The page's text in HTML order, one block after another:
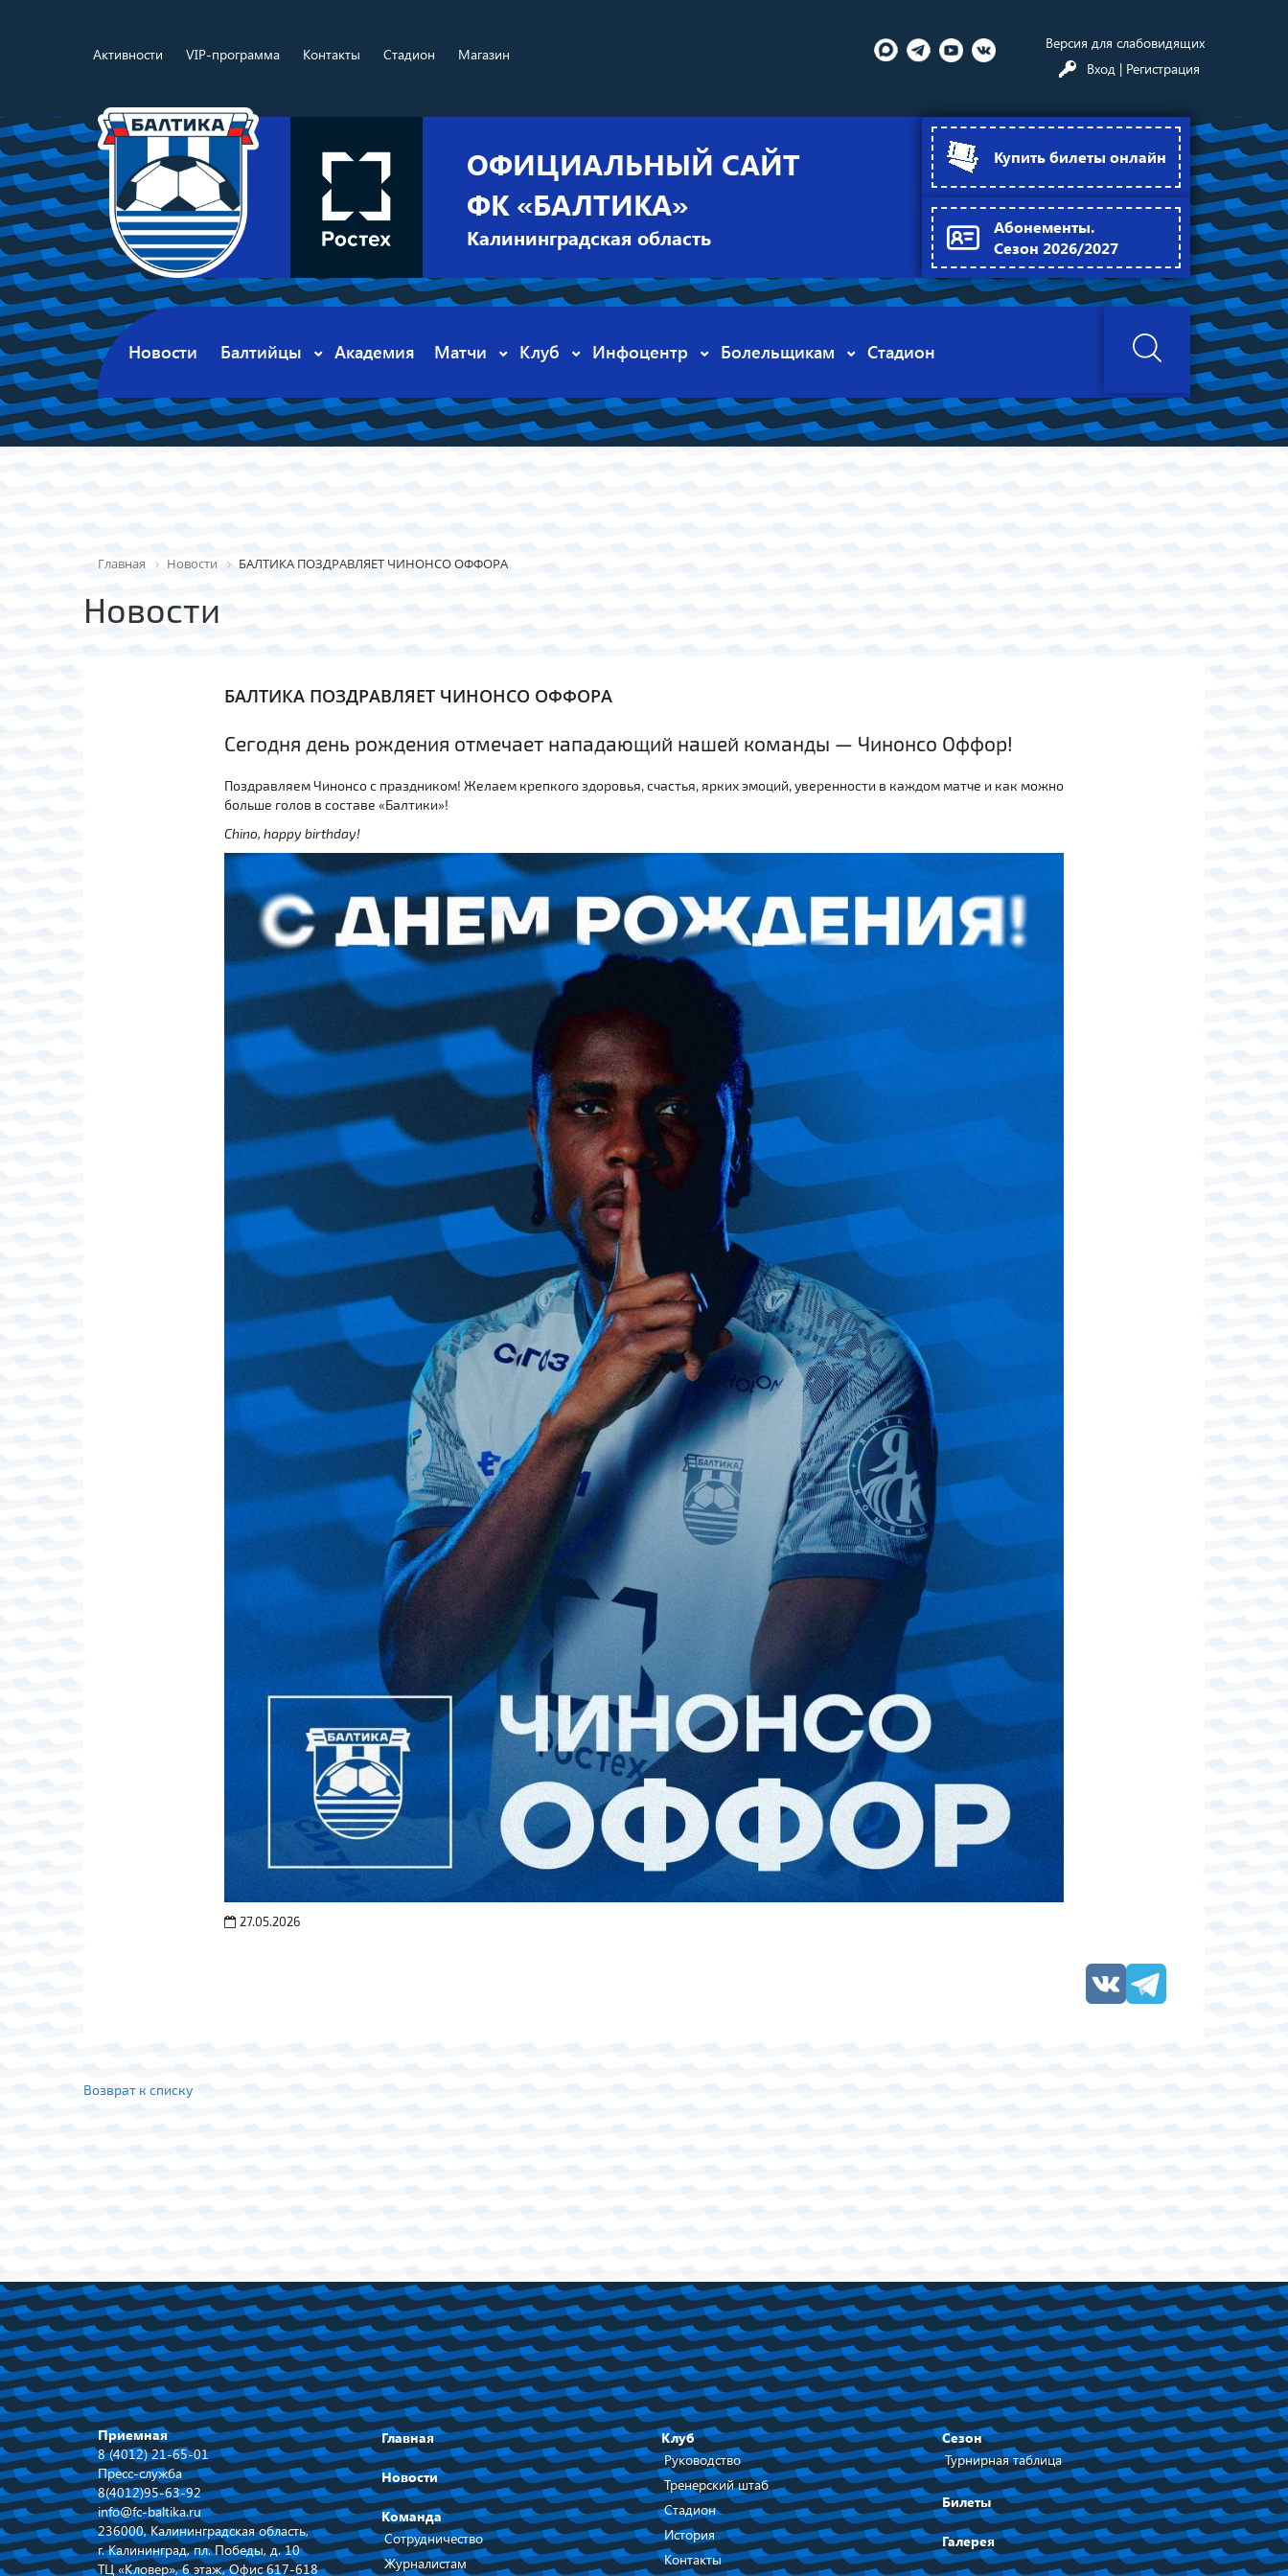
Активности VIP-программа Контакты Стадион Магазин
Версия для слабовидящих
Вход | Регистрация
ОФИЦИАЛЬНЫЙ САЙТ
ФК «БАЛТИКА»
Калининградская область
Купить билеты онлайн
Абонементы.
Сезон 2026/2027
Новости Балтийцы Академия Матчи Клуб Инфоцентр Болельщикам Стадион
Главная Новости БАЛТИКА ПОЗДРАВЛЯЕТ ЧИНОНСО ОФФОРА
Новости
БАЛТИКА ПОЗДРАВЛЯЕТ ЧИНОНСО ОФФОРА
Сегодня день рождения отмечает нападающий нашей команды — Чинонсо Оффор!
Поздравляем Чинонсо с праздником! Желаем крепкого здоровья, счастья, ярких эмоций, уверенности в каждом матче и как можно
больше голов в составе «Балтики»!
Chino, happy birthday!
27.05.2026
Возврат к списку
Приемная
8 (4012) 21-65-01
Пресс-служба
8(4012)95-63-92
info@fc-baltika.ru
236000, Калининградская область,
г. Калининград, пл. Победы, д. 10
ТЦ «Кловер», 6 этаж, Офис 617-618
Главная
Новости
Команда
Сотрудничество
Журналистам
Клуб
Руководство
Тренерский штаб
Стадион
История
Контакты
Сезон
Турнирная таблица
Билеты
Галерея